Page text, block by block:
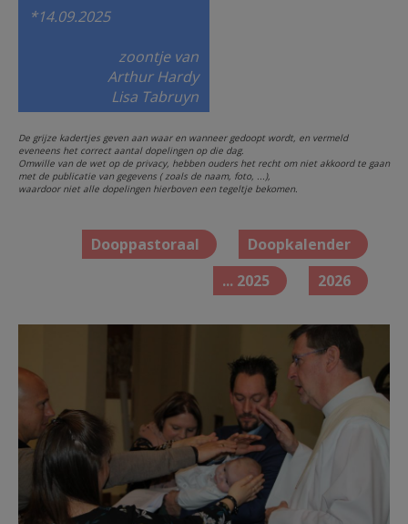
*14.09.2025
zoontje van
Arthur Hardy
Lisa Tabruyn
De grijze kadertjes geven aan waar en wanneer gedoopt wordt, en vermeld
eveneens het correct aantal dopelingen op die dag.
Omwille van de wet op de privacy, hebben ouders het recht om niet akkoord te gaan
met de publicatie van gegevens ( zoals de naam, foto, ...),
waardoor niet alle dopelingen hierboven een tegeltje bekomen.
Dooppastoraal
Doopkalender
... 2025
2026